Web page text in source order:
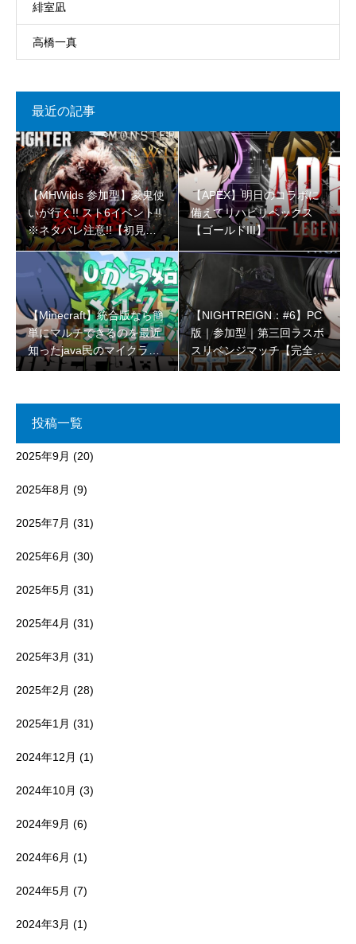
緋室凪
高橋一真
最近の記事
【MHWilds 参加型】豪鬼使
いが行く!! スト6イベント!!
※ネタバレ注意!!【初見さ
ん大歓迎 】
【APEX】明日のコラボに
備えてリハビリペックス
【ゴールドIII】
【Minecraft】統合版なら簡
単にマルチできるのを最近
知ったjava民のマイクラコ
ラボ🌳【初見さん大歓迎 】
【NIGHTREIGN：#6】PC
版｜参加型｜第三回ラスボ
スリベンジマッチ【完全初
見プレイ】
投稿一覧
2025年9月 (20)
2025年8月 (9)
2025年7月 (31)
2025年6月 (30)
2025年5月 (31)
2025年4月 (31)
2025年3月 (31)
2025年2月 (28)
2025年1月 (31)
2024年12月 (1)
2024年10月 (3)
2024年9月 (6)
2024年6月 (1)
2024年5月 (7)
2024年3月 (1)